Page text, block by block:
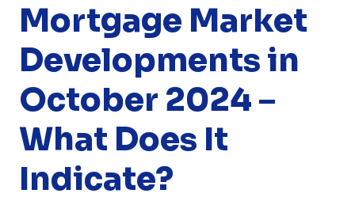
Mortgage Market
Developments in
October 2024 –
What Does It
Indicate?